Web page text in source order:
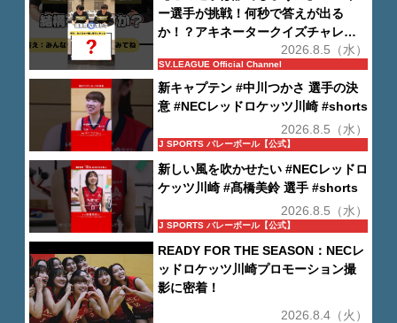
ー選手が挑戦！何秒で答えが出る
か！？アキネータークイズチャレン
2026.8.5（水）
SV.LEAGUE Official Channel
新キャプテン #中川つかさ 選手の決
意 #NECレッドロケッツ川崎 #shorts
2026.8.5（水）
J SPORTS バレーボール【公式】
新しい風を吹かせたい #NECレッドロ
ケッツ川崎 #髙橋美鈴 選手 #shorts
2026.8.5（水）
J SPORTS バレーボール【公式】
READY FOR THE SEASON：NECレ
ッドロケッツ川崎プロモーション撮
影に密着！
2026.8.4（火）